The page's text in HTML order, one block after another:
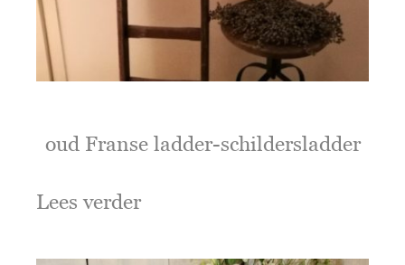
oud Franse ladder-schildersladder
Lees verder